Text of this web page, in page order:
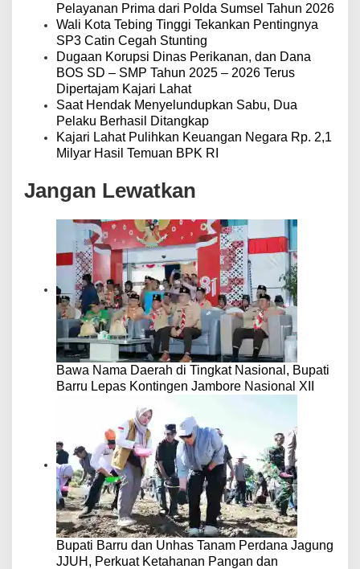
Pelayanan Prima dari Polda Sumsel Tahun 2026
Wali Kota Tebing Tinggi Tekankan Pentingnya
SP3 Catin Cegah Stunting
Dugaan Korupsi Dinas Perikanan, dan Dana
BOS SD – SMP Tahun 2025 – 2026 Terus
Dipertajam Kajari Lahat
Saat Hendak Menyelundupkan Sabu, Dua
Pelaku Berhasil Ditangkap
Kajari Lahat Pulihkan Keuangan Negara Rp. 2,1
Milyar Hasil Temuan BPK RI
Jangan Lewatkan
Bawa Nama Daerah di Tingkat Nasional, Bupati
Barru Lepas Kontingen Jambore Nasional XII
Bupati Barru dan Unhas Tanam Perdana Jagung
JJUH, Perkuat Ketahanan Pangan dan